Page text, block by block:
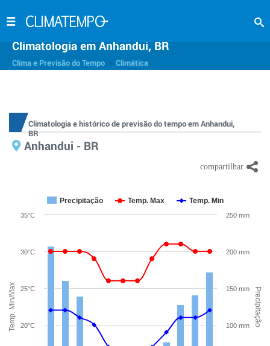
Climatologia em Anhandui, BR
Clima e Previsão do Tempo Climática
Climatologia e histórico de previsão do tempo em Anhandui,
BR
Anhandui - BR
Temp. Min/Max Precipitação
Precipitação Temp. Max Temp. Min
20°C
25°C
30°C
35°C
100 mm
150 mm
200 mm
250 mm